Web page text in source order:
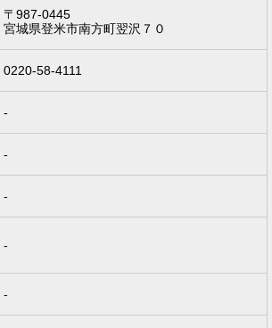
〒987-0445
宮城県登米市南方町翌沢７０
0220-58-4111
-
-
-
-
-